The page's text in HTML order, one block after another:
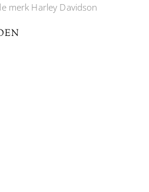
merk Harley Davidson